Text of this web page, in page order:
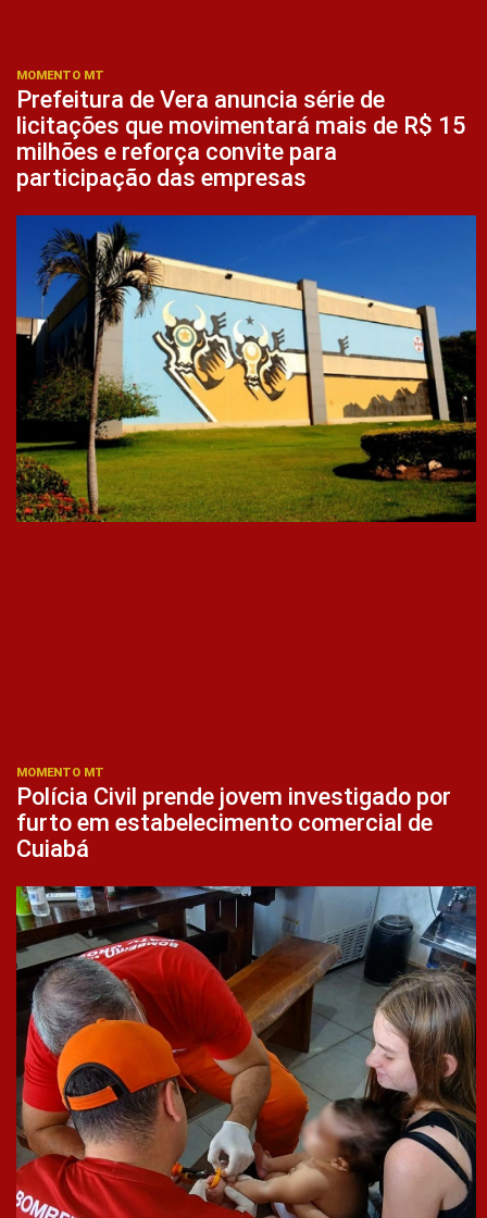
MOMENTO MT
Prefeitura de Vera anuncia série de
licitações que movimentará mais de R$ 15
milhões e reforça convite para
participação das empresas
MOMENTO MT
Polícia Civil prende jovem investigado por
furto em estabelecimento comercial de
Cuiabá